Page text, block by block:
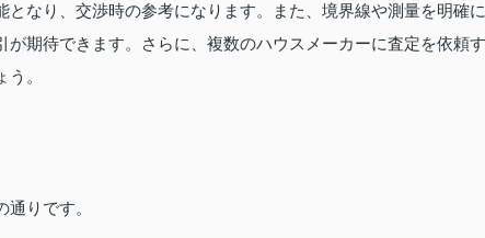
なり、交渉時の参考になります。また、境界線や測量を明確に
期待できます。さらに、複数のハウスメーカーに査定を依頼す
。
りです。